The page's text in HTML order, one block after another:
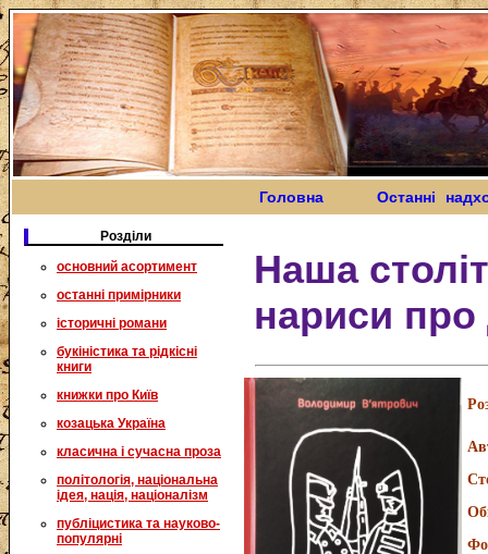
Головна Останні
Розділи
основний асортимент
останні примірники
історичні романи
букіністика та рідкісні
книги
книжки про Київ
козацька Україна
класична і сучасна проза
політологія, національна
ідея, нація, націоналізм
публіцистика та науково-
популярні
Наша
нариси про